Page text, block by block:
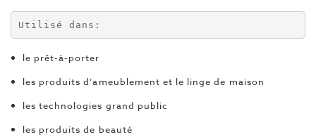
Utilisé dans:
le prêt-à-porter
les produits d’ameublement et le linge de maison
les technologies grand public
les produits de beauté